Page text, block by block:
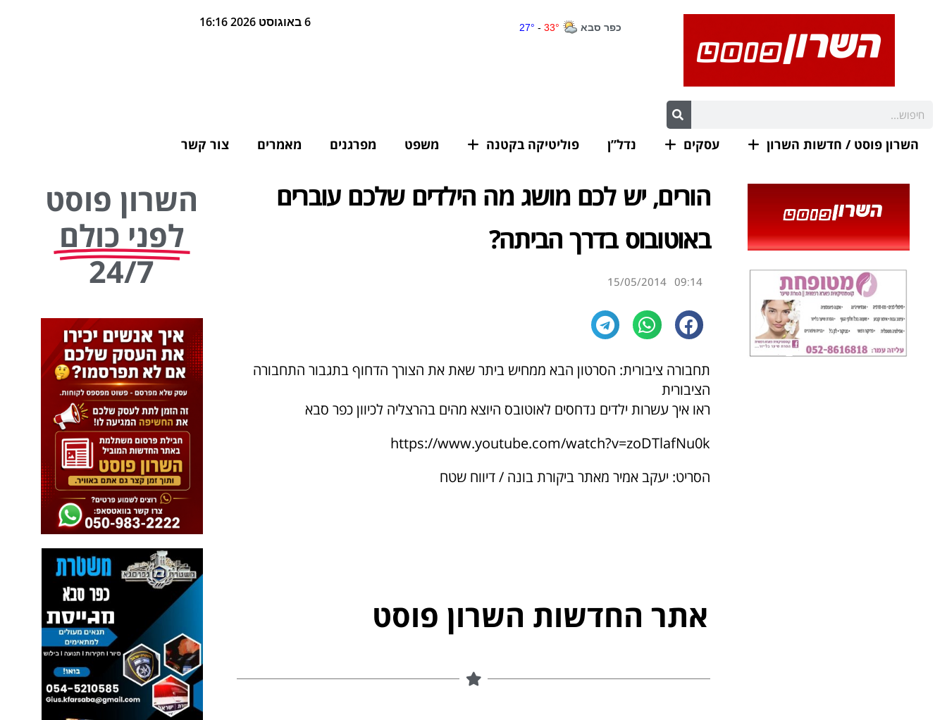
6 באוגוסט 2026 16:16
השרון פוסט / חדשות השרון עסקים נדל”ן פוליטיקה בקטנה משפט מפרגנים מאמרים צור קשר
הורים, יש לכם מושג מה הילדים שלכם עוברים
באוטובוס בדרך הביתה?
09:14
15/05/2014
תחבורה ציבורית: הסרטון הבא ממחיש ביתר שאת את הצורך הדחוף בתגבור התחבורה
הציבורית
ראו איך עשרות ילדים נדחסים לאוטובס היוצא מהים בהרצליה לכיוון כפר סבא
https://www.youtube.com/watch?v=zoDTlafNu0k
הסריט: יעקב אמיר מאתר ביקורת בונה / דיווח שטח
אתר החדשות השרון פוסט כול
השרון פוסט
לפני כולם
24/7